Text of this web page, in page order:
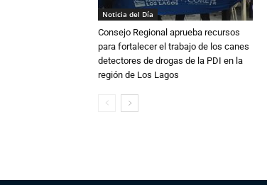
Noticia del Día
Consejo Regional aprueba recursos
para fortalecer el trabajo de los canes
detectores de drogas de la PDI en la
región de Los Lagos